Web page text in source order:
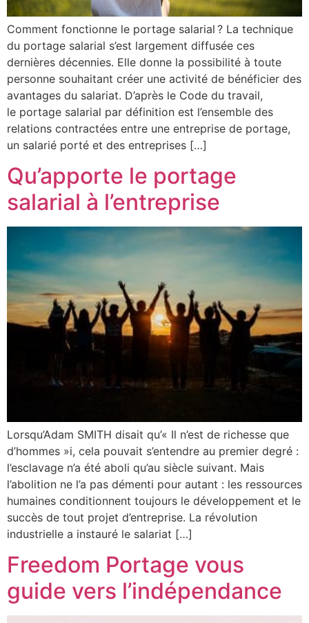
Comment fonctionne le portage salarial ? La technique
du portage salarial s’est largement diffusée ces
dernières décennies. Elle donne la possibilité à toute
personne souhaitant créer une activité de bénéficier des
avantages du salariat. D’après le Code du travail,
le portage salarial par définition est l’ensemble des
relations contractées entre une entreprise de portage,
un salarié porté et des entreprises […]
Qu’apporte le portage
salarial à l’entreprise
Lorsqu’Adam SMITH disait qu’« Il n’est de richesse que
d’hommes »i, cela pouvait s’entendre au premier degré :
l’esclavage n’a été aboli qu’au siècle suivant. Mais
l’abolition ne l’a pas démenti pour autant : les ressources
humaines conditionnent toujours le développement et le
succès de tout projet d’entreprise. La révolution
industrielle a instauré le salariat […]
Freedom Portage vous
guide vers l’indépendance